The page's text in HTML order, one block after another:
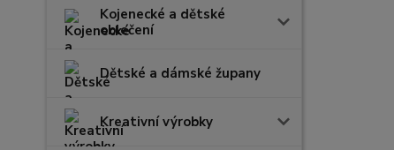
Kojenecké a dětské
oblečení
Dětské a dámské župany
Kreativní výrobky